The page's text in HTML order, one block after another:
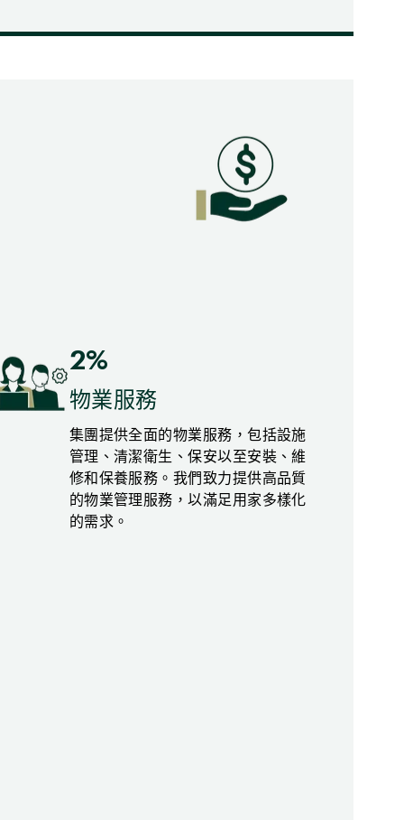
2%
物業服務
集團提供全面的物業服務，包括設施
管理、清潔衛生、保安以至安裝、維
修和保養服務。我們致力提供高品質
的物業管理服務，以滿足用家多樣化
的需求。